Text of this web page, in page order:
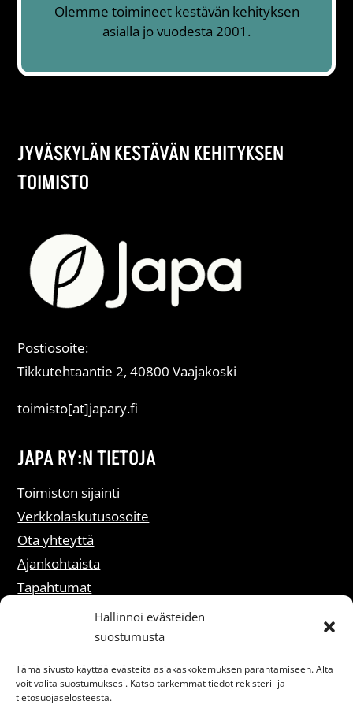
Hallinnoi evästeiden
suostumusta
Tämä sivusto käyttää evästeitä asiakaskokemuksen parantamiseen. Alta
voit valita suostumuksesi. Katso tarkemmat tiedot rekisteri- ja
tietosuojaselosteesta.
Olemme toimineet kestävän kehityksen
asialla jo vuodesta 2001.
JYVÄSKYLÄN KESTÄVÄN KEHITYKSEN
TOIMISTO
Postiosoite:
Tikkutehtaantie 2, 40800 Vaajakoski
toimisto[at]japary.fi
JAPA RY:N TIETOJA
Toimiston sijainti
Verkkolaskutusosoite
Ota yhteyttä
Ajankohtaista
Tapahtumat
Liity jäseneksi
Saavutettavuusseloste